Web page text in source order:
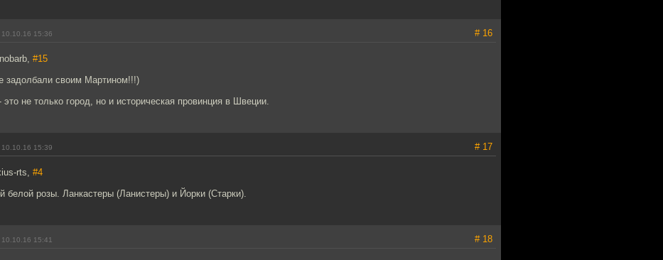
10.10.16 15:36 # 16
#15
задолбали своим Мартином!!!)
это не только город, но и историческая провинция в Швеции.
10.10.16 15:39 # 17
rts, #4
белой розы. Ланкастеры (Ланистеры) и Йорки (Старки).
15:41 # 18